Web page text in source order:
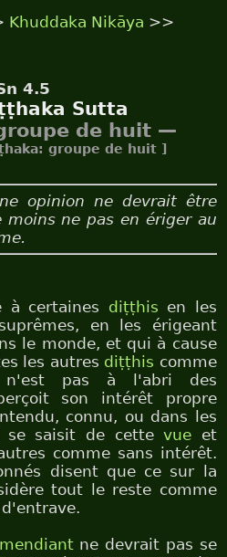
Khuddaka Nikāya >>
4.5
Sutta
de huit —
groupe de huit ]
opinion ne devrait être
ne pas en ériger au
à certaines diṭṭhis en les
en les érigeant
le monde, et qui à cause
les autres diṭṭhis comme
n'est pas à l'abri des
son intérêt propre
connu, ou dans les
se saisit de cettevue et
comme sans intérêt.
disent que ce sur la
tout le reste comme
mendiantne devrait pas se